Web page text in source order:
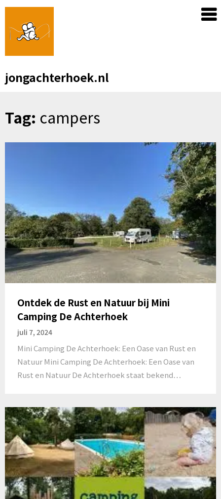
Skip
content
jongachterhoek.nl
Tag: campers
Ontdek de Rust en Natuur bij Mini
Camping De Achterhoek
juli 7, 2024
Mini Camping De Achterhoek: Een Oase van Rust en
Natuur Mini Camping De Achterhoek: Een Oase van
Rust en Natuur De Achterhoek staat bekend…